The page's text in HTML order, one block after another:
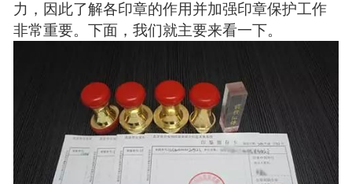
力，因此了解各印章的作用并加强印章保护工作
非常重要。下面，我们就主要来看一下。